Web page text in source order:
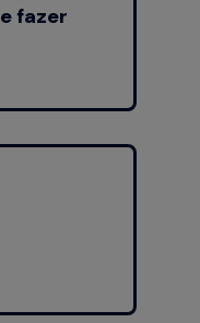
fazer